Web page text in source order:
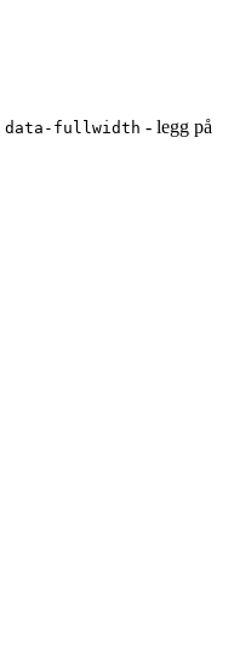
data-fullwidth - legg på